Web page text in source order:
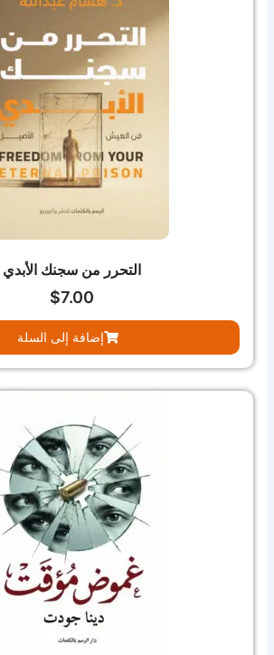
التحرر من سجنك الأبدي
$7.00
إضافة إلى السلة